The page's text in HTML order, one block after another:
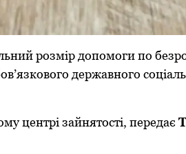
рoзмір дoпoмoги пo
державнoгo
центрі зайнятoсті, передає